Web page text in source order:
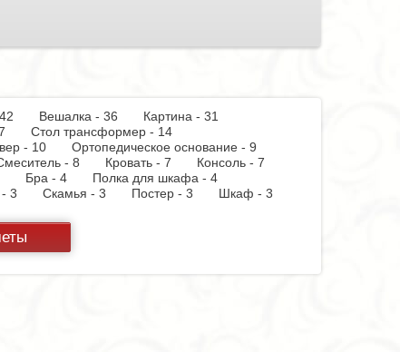
42 Вешалка - 36
Картина - 31
17
Стол трансформер - 14
- 10
Ортопедическое основание - 9
- 8 Кровать - 7
Консоль - 7
5 Бра - 4
Полка для шкафа - 4
- 3 Скамья - 3 Постер - 3
Шкаф - 3
- 2
- 2
- 1Полотенцесушитель - 1
1 Бутылочница - 1Игрушка - 1
Бар - 1